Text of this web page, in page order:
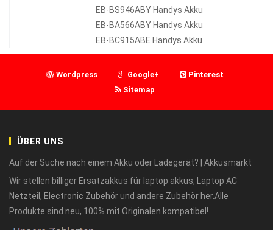
EB-BS946ABY Handys Akku
EB-BA566ABY Handys Akku
EB-BC915ABE Handys Akku
Wordpress Google+
Pinterest
Sitemap
ÜBER UNS
Auf der Suche nach einem Akku oder Ladegerät? | Akkusmarkt
Wir stellen billiger Ersatzakkus für laptop akkus, Laptop AC
Netzteil, Electronic Zubehör und andere Zubehör her.Alle
Produkte sind neu, 100% mit Originalen kompatibel!